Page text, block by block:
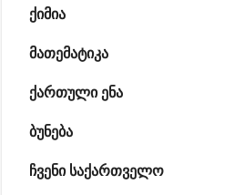
ქიმია
მათემატიკა
ქართული ენა
ბუნება
ჩვენი საქართველო